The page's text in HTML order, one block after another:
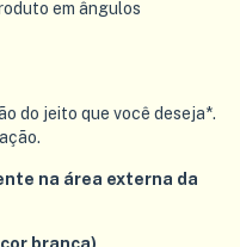
em ângulos
do jeito que você deseja*.
na área externa da
branca)